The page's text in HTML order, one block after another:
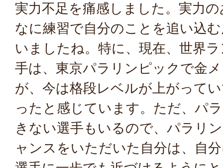
実力不足を痛感しました。実力
なに練習で自分のことを追い込
いましたね。特に、現在、世界
手は、東京パラリンピックで金
が、今は格段レベルが上がって
ったと感じています。ただ、パ
きない選手もいるので、パラリ
ャンスをいただいた自分は、自